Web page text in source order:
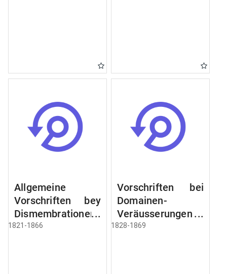
Allgemeine
Vorschriften bey
Dismembrationen
Domainen-
1821-1866
Vorschriften bei
Domainen-
Veräusserungen
und
1828-1869